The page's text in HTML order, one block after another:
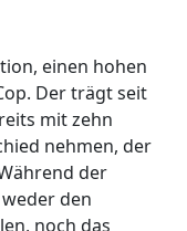
einen hohen
Der trägt seit
mit zehn
nehmen, der
der
den
noch das